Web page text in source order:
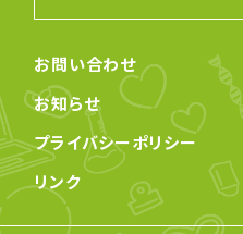
お問い合わせ
お知らせ
プライバシーポリシー
リンク